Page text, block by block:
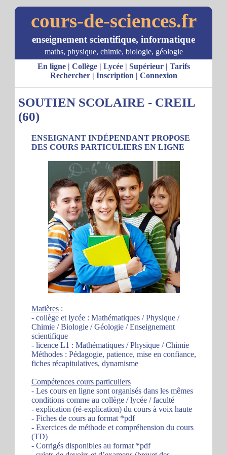
cours-de-sciences.fr
enseignement scientifique, informatique
maths, physique, chimie, biologie, géologie
En ligne| Collège| Lycée| Supérieur| Tarifs
Rechercher| Inscription | Connexion
SOUTIEN SCOLAIRE - CREIL
(60)
ENSEIGNANT INDÉPENDANT PROPOSE
DES COURS PARTICULIERS EN LIGNE
Matières :
- collège et lycée : Mathématiques / Physique /
Chimie / Biologie / Géologie / Enseignement
scientifique
- licence L1 : Mathématiques / Physique / Chimie
Méthodes : Pédagogie, patience, mise en confiance,
fiches récapitulatives, dynamisme
Compétences cours particuliers
- Les cours en ligne sont organisés dans les mêmes
conditions comme au collège / lycée / faculté
- explication (ré-explication) du cours à voix haute
- Fiches de cours au format *pdf
- Exercices de méthode et compréhension du cours
(TD)
- Corrigés disponibles au format *pdf